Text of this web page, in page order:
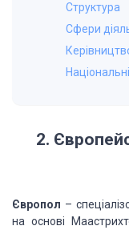
Структура
Сфери
2.
Європол –
на основі